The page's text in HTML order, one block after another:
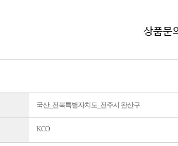
국산_전북특별자치도_전주시 완산구
KCO